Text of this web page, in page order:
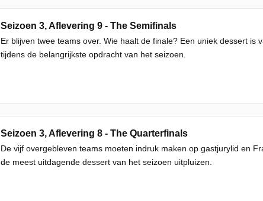
Seizoen 3, Aflevering 9 - The Semifinals
Er blijven twee teams over. Wie haalt de finale? Een uniek dessert
tijdens de belangrijkste opdracht van het seizoen.
Seizoen 3, Aflevering 8 - The Quarterfinals
De vijf overgebleven teams moeten indruk maken op gastjurylid en
de meest uitdagende dessert van het seizoen uitpluizen.